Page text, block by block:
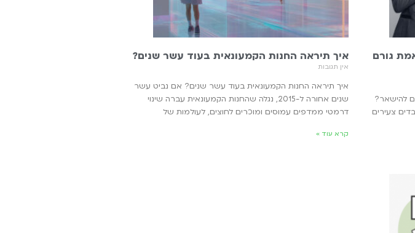
גורם
להישאר?
צעירים
איך תיראה החנות הקמעונאית בעוד עשר שנים?
אין תגובות
איך תיראה החנות הקמעונאית בעוד עשר שנים? אם נביט עשר
שנים אחורה ל-2015, נגלה שהחנות הקמעונאית עברה שינוי
דרמטי ממדפים עמוסים ומוכרים לחוצים, לעולמות של
קרא עוד »